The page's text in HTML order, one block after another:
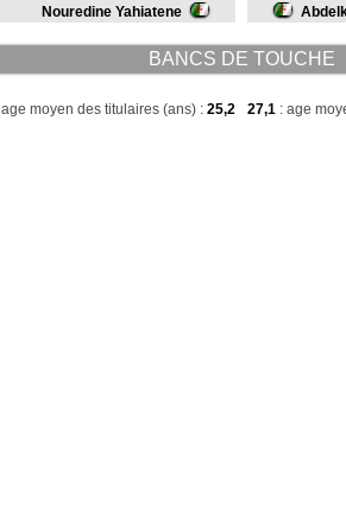
Nouredine Yahiatene
BANCS DE TOUCHE
age moyen des titulaires (ans) : 25,2 27,1 : age